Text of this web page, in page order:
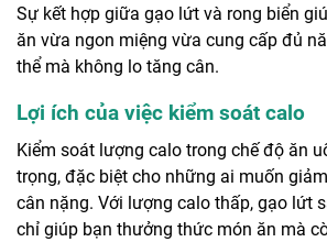
Sự kết hợp giữa gạo lứt và rong biển
ăn vừa ngon miệng vừa cung cấp đủ
thể mà không lo tăng cân.
Lợi ích của việc kiểm soát calo
Kiểm soát lượng calo trong chế độ ăn
trọng, đặc biệt cho những ai muốn
cân nặng. Với lượng calo thấp, gạo lứt
chỉ giúp bạn thưởng thức món ăn mà